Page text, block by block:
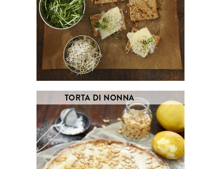
TORTA DI NONNA